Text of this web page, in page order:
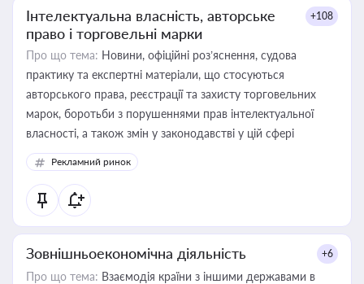
Інтелектуальна власність, авторське
право і торговельні марки
+108
Про що тема: Новини, офіційні роз’яснення, судова
практику та експертні матеріали, що стосуються
авторського права, реєстрації та захисту торговельних
марок, боротьби з порушеннями прав інтелектуальної
власності, а також змін у законодавстві у цій сфері
Рекламний ринок
Зовнішньоекономічна діяльність +6
Про що тема: Взаємодія країни з іншими державами в